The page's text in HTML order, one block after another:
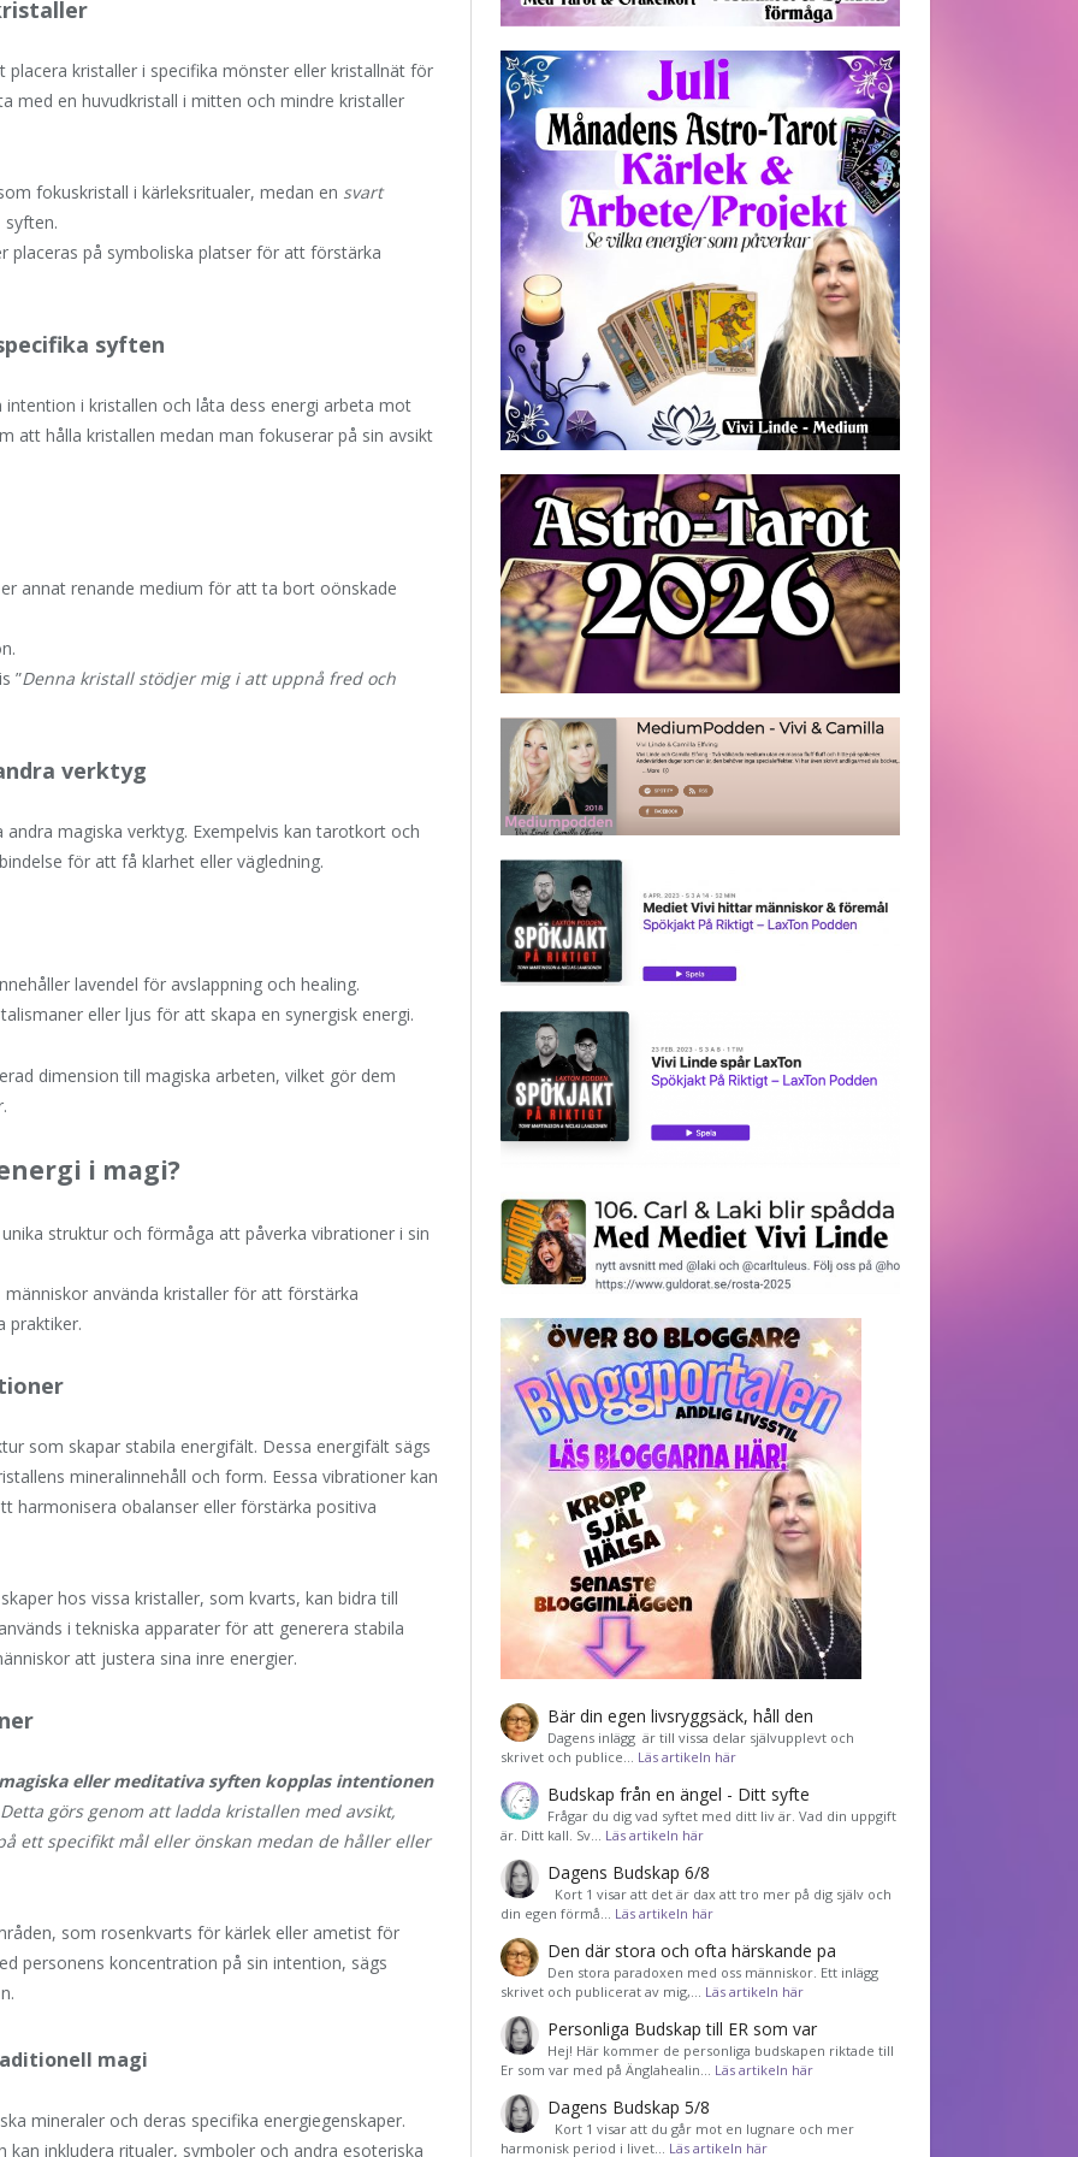
kristaller i specifika mönster eller kristallnät för
med en huvudkristall i mitten och mindre kristaller
fokuskristall i kärleksritualer, medan en svart
placeras på symboliska platser för att förstärka
syften
i kristallen och låta dess energi arbeta mot
att hålla kristallen medan man fokuserar på sin avsikt
annat renande medium för att ta bort oönskade
”Denna kristall stödjer mig i att uppnå fred och
verktyg
magiska verktyg. Exempelvis kan tarotkort och
för att få klarhet eller vägledning.
lavendel för avslappning och healing.
eller ljus för att skapa en synergisk energi.
dimension till magiska arbeten, vilket gör dem
i magi?
struktur och förmåga att påverka vibrationer i sin
använda kristaller för att förstärka
praktiker.
som skapar stabila energifält. Dessa energifält sägs
mineralinnehåll och form. Eessa vibrationer kan
harmonisera obalanser eller förstärka positiva
hos vissa kristaller, som kvarts, kan bidra till
i tekniska apparater för att generera stabila
att justera sina inre energier.
eller meditativa syften kopplas intentionen
görs genom att ladda kristallen med avsikt,
ett specifikt mål eller önskan medan de håller eller
som rosenkvarts för kärlek eller ametist för
personens koncentration på sin intention, sägs
magi
mineraler och deras specifika energiegenskaper.
inkludera ritualer, symboler och andra esoteriska
Bär din egen livsryggsäck, håll den
Dagens inlägg är till vissa delar självupplevt och
skrivet och publice… Läs artikeln här
Budskap från en ängel - Ditt syfte
Frågar du dig vad syftet med ditt liv är. Vad din uppgift
är. Ditt kall. Sv… Läs artikeln här
Dagens Budskap 6/8
Kort 1 visar att det är dax att tro mer på dig själv och
din egen förmå… Läs artikeln här
Den där stora och ofta härskande pa
Den stora paradoxen med oss människor. Ett inlägg
skrivet och publicerat av mig,… Läs artikeln här
Personliga Budskap till ER som var
Hej! Här kommer de personliga budskapen riktade till
Er som var med på Änglahealin… Läs artikeln här
Dagens Budskap 5/8
Kort 1 visar att du går mot en lugnare och mer
harmonisk period i livet… Läs artikeln här